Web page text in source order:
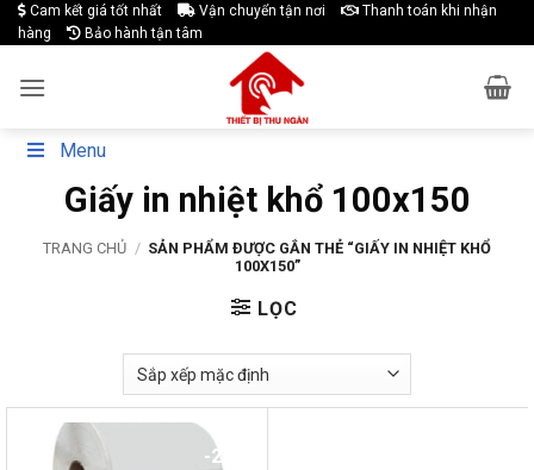
Skip
to
Cam kết giá tốt nhất Vận chuyển tận nơi
Thanh toán khi nhận
hàng
Bảo hành tận tâm
Menu
Giấy in nhiệt khổ 100x150
TRANG CHỦ / SẢN PHẨM ĐƯỢC GẮN THẺ “GIẤY IN NHIỆT KHỔ
100X150”
LỌC
-20%